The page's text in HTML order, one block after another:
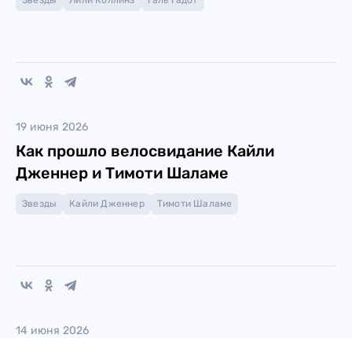
19 июня 2026
Как прошло велосвидание Кайли
Дженнер и Тимоти Шаламе
Звезды Кайли Дженнер Тимоти Шаламе
14 июня 2026